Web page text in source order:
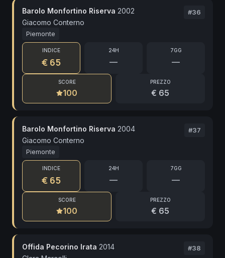
Barolo Monfortino Riserva 2002
Giacomo Conterno
#36
Piemonte
INDICE
€ 65
24H
—
7GG
—
SCORE
100
PREZZO
€ 65
Barolo Monfortino Riserva 2004
Giacomo Conterno
#37
Piemonte
INDICE
€ 65
24H
—
7GG
—
SCORE
100
PREZZO
€ 65
Offida Pecorino Irata 2014
#38